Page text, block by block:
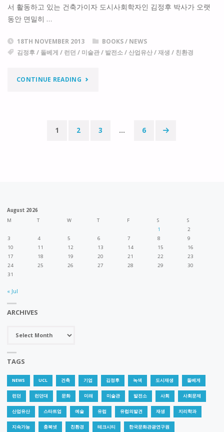
힌
생"
서 활동하고 있는 건축가이자 도시사회학자인 김정후 박사가 오랫
동안 면밀히 …
18TH NOVEMBER 2013 BOOKS/ NEWS
김정후/ 돌베게 / 런던 / 미술관/ 발전소/산업유산/재생 / 친환경
CONTINUE READING"발
1 2 3 … 6
August 2026
M
T W T F S
S
1
2
3
4 5 6 7 8
9
10
11 12 13 14 15
16
17
18 19 20 21 22
23
24
25 26 27 28 29
30
31
« Jul
ARCHIVES
TAGS
NEWS UCL 건축 기업 김정후 녹색 도시재생 돌베게
런던 런던대 문화 미래 미술관 발전소 사회 사회문제
산업유산 스타트업 예술 유럽 유럽의발견 재생 지리학과
지속가능 충북넷 친환경 테크시티 한국문화관광연구원